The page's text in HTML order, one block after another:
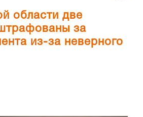
области две
за
из-за неверного